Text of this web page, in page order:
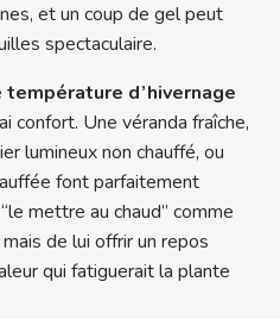
et un coup de gel peut
spectaculaire.
température d’hivernage
confort. Une véranda fraîche,
lumineux non chauffé, ou
font parfaitement
mettre au chaud” comme
de lui offrir un repos
qui fatiguerait la plante